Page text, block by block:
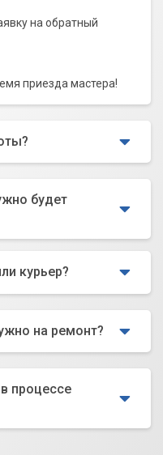
на обратный
приезда мастера!
будет
курьер?
на ремонт?
процессе